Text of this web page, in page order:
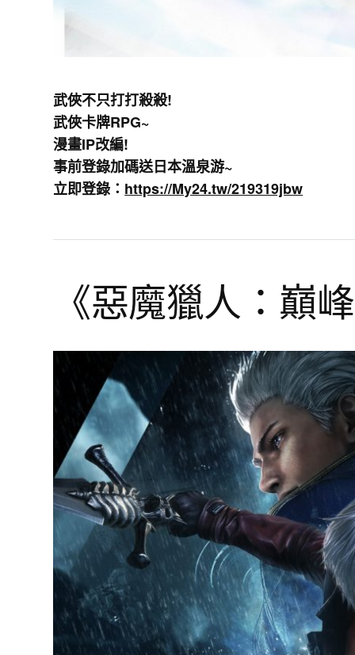
武俠不只打打殺殺!
武俠卡牌RPG~
漫畫IP改編!
事前登錄加碼送日本溫泉游~
立即登錄： https://My24.tw/219319jbw
《惡魔獵人：巔